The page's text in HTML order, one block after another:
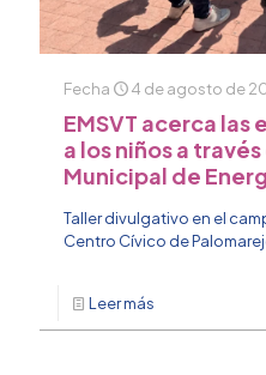
Fecha 4 de agosto de
EMSVT acerca las
a los niños a
Municipal de
Taller divulgativo en el
Centro Cívico de
Leer más